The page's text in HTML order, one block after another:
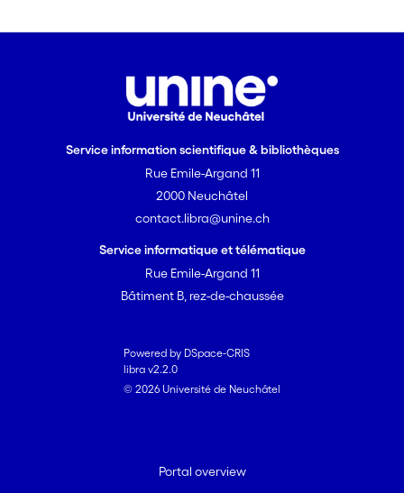
Service information scientifique & bibliothèques
Rue Emile-Argand 11
2000 Neuchâtel
contact.libra@unine.ch
Service informatique et télématique
Rue Emile-Argand 11
Bâtiment B, rez-de-chaussée
Powered by DSpace-CRIS
libra v2.2.0
© 2026 Université de Neuchâtel
Portal overview